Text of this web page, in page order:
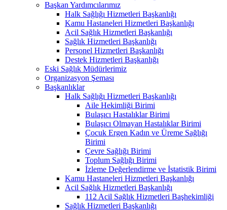
Başkan Yardımcılarımız
Halk Sağlığı Hizmetleri Başkanlığı
Kamu Hastaneleri Hizmetleri Başkanlığı
Acil Sağlık Hizmetleri Başkanlığı
Sağlık Hizmetleri Başkanlığı
Personel Hizmetleri Başkanlığı
Destek Hizmetleri Başkanlığı
Eski Sağlık Müdürlerimiz
Organizasyon Şeması
Başkanlıklar
Halk Sağlığı Hizmetleri Başkanlığı
Aile Hekimliği Birimi
Bulaşıcı Hastalıklar Birimi
Bulaşıcı Olmayan Hastalıklar Birimi
Çocuk Ergen Kadın ve Üreme Sağlığı
Birimi
Çevre Sağlığı Birimi
Toplum Sağlığı Birimi
İzleme Değerlendirme ve İstatistik Birimi
Kamu Hastaneleri Hizmetleri Başkanlığı
Acil Sağlık Hizmetleri Başkanlığı
112 Acil Sağlık Hizmetleri Başhekimliği
Sağlık Hizmetleri Başkanlığı